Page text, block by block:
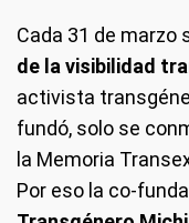
Cada 31 de marzo
de la visibilidad
activista
fundó, solo se
la Memoria
Por eso la co-